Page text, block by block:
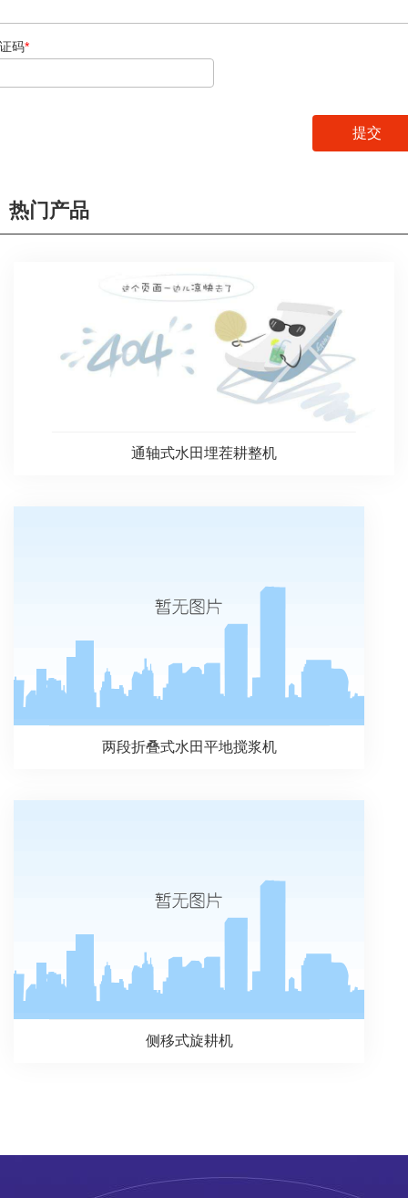
码*
热门产品
通轴式水田埋茬耕整机
两段折叠式水田平地搅浆机
侧移式旋耕机